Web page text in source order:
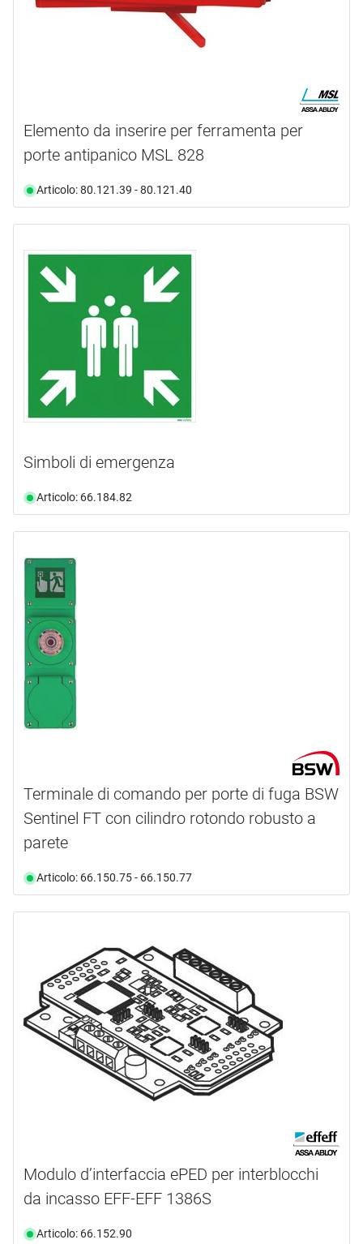
Elemento da inserire per ferramenta per
porte antipanico MSL 828
Articolo: 80.121.39 - 80.121.40
Simboli di emergenza
Articolo: 66.184.82
Terminale di comando per porte di fuga BSW
Sentinel FT con cilindro rotondo robusto a
parete
Articolo: 66.150.75 - 66.150.77
Modulo d’interfaccia ePED per interblocchi
da incasso EFF-EFF 1386S
Articolo: 66.152.90